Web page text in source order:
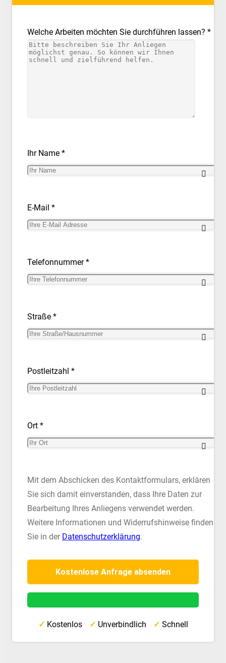
Welche Arbeiten möchten Sie durchführen lassen? *
Ihr Name *
E-Mail *
Telefonnummer *
Straße *
Postleitzahl *
Ort *
Mit dem Abschicken des Kontaktformulars, erklären
Sie sich damit einverstanden, dass Ihre Daten zur
Bearbeitung Ihres Anliegens verwendet werden.
Weitere Informationen und Widerrufshinweise finden
Sie in der Datenschutzerklärung.
✓ Kostenlos ✓ Unverbindlich ✓ Schnell